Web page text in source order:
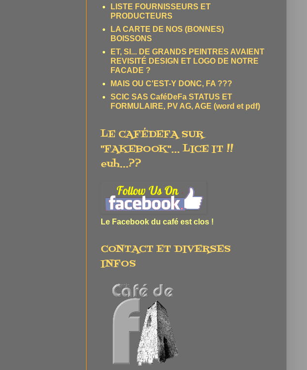
LISTE FOURNISSEURS ET
PRODUCTEURS
LA CARTE DE NOS (BONNES)
BOISSONS
ET, SI... DE GRANDS PEINTRES AVAIENT
REVISITÉ DESIGN ET LOGO DE NOTRE
FACADE ?
MAIS OU C'EST-Y DONC, FA ???
SCIC SAS CaféDeFa STATUS ET
FORMULAIRE, PV AG, AGE (word et pdf)
LE CAFÉDEFA SUR
"FAKEBOOK"... LICE IT !!
euh...??
Le Facebook du café est clos !
CONTACT ET DIVERSES
INFOS